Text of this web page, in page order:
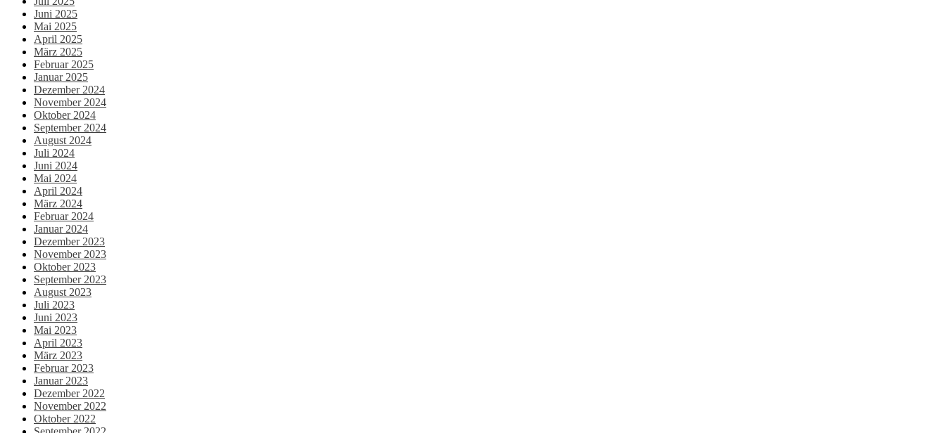
Juni 2025
Mai 2025
April 2025
März 2025
Februar 2025
Januar 2025
Dezember 2024
November 2024
Oktober 2024
September 2024
August 2024
Juli 2024
Juni 2024
Mai 2024
April 2024
März 2024
Februar 2024
Januar 2024
Dezember 2023
November 2023
Oktober 2023
September 2023
August 2023
Juli 2023
Juni 2023
Mai 2023
April 2023
März 2023
Februar 2023
Januar 2023
Dezember 2022
November 2022
Oktober 2022